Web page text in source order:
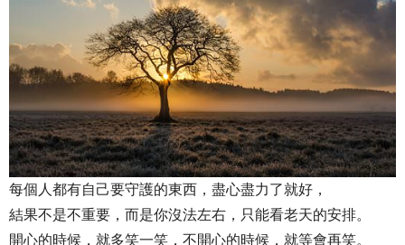
每個人都有自己要守護的東西，盡心盡力了就好，
結果不是不重要，而是你沒法左右，只能看老天的安排。
開心的時候，就多笑一笑，不開心的時候，就等會再笑。